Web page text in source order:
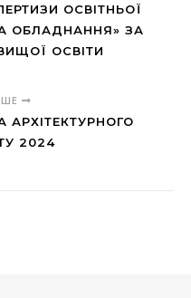
ОСВІТНЬОЇ
ОБЛАДНАННЯ» ЗА
ОСВІТИ
АРХІТЕКТУРНОГО
2024